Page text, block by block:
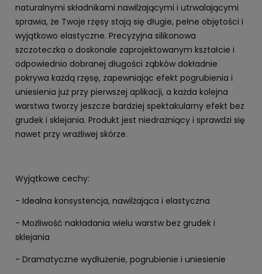
naturalnymi składnikami nawilżającymi i utrwalającymi
sprawia, że Twoje rzęsy stają się długie, pełne objętości i
wyjątkowo elastyczne. Precyzyjna silikonowa
szczoteczka o doskonale zaprojektowanym kształcie i
odpowiednio dobranej długości ząbków dokładnie
pokrywa każdą rzęsę, zapewniając efekt pogrubienia i
uniesienia już przy pierwszej aplikacji, a każda kolejna
warstwa tworzy jeszcze bardziej spektakularny efekt bez
grudek i sklejania. Produkt jest niedrażniący i sprawdzi się
nawet przy wrażliwej skórze.
Wyjątkowe cechy:
- Idealna konsystencja, nawilżająca i elastyczna
- Możliwość nakładania wielu warstw bez grudek i
sklejania
- Dramatyczne wydłużenie, pogrubienie i uniesienie